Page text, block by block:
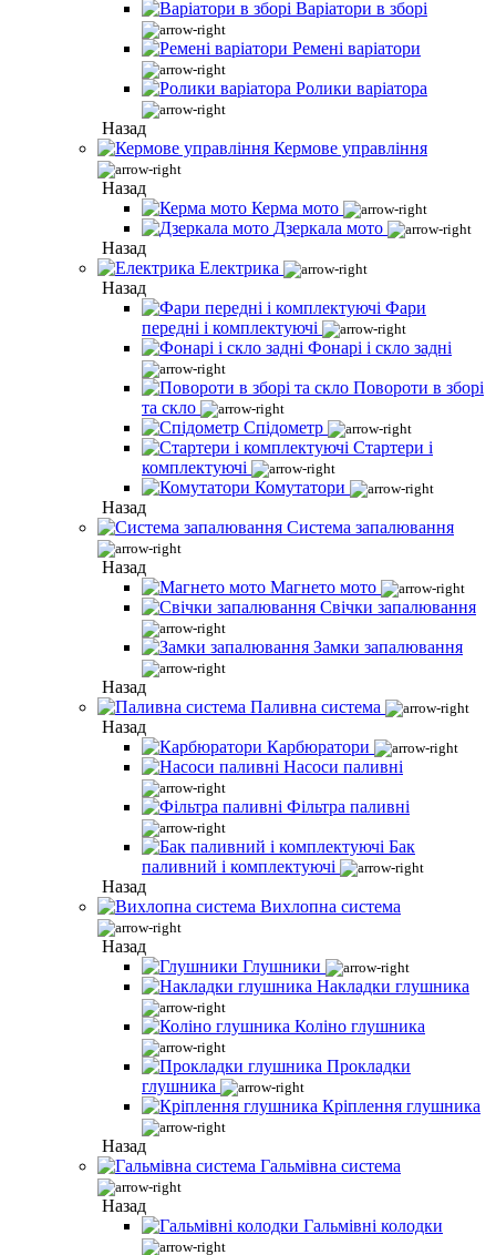
Варіатори в зборі
Ремені варіатори
Ролики варіатора
Назад
Кермове управління
Назад
Керма мото
Дзеркала мото
Назад
Електрика
Назад
Фари
передні і комплектуючі
Фонарі і скло задні
Повороти в зборі
та скло
Спідометр
Стартери і
комплектуючі
Комутатори
Назад
Система запалювання
Назад
Магнето мото
Свічки запалювання
Замки запалювання
Назад
Паливна система
Назад
Карбюратори
Насоси паливні
Фільтра паливні
Бак
паливний і комплектуючі
Назад
Вихлопна система
Назад
Глушники
Накладки глушника
Коліно глушника
Прокладки
глушника
Кріплення глушника
Назад
Гальмівна система
Назад
Гальмівні колодки